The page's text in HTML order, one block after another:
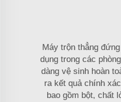
Máy trộn thẳng
dụng trong các
dàng vệ sinh hoàn
ra kết quả chính
bao gồm bột, chất